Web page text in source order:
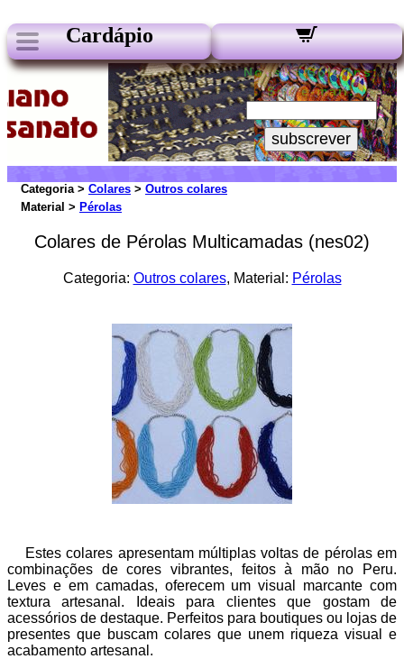
Cardápio
Nossos Boletins:
Seu e-mail:
subscrever
Categoria > Colares > Outros colares
Material > Pérolas
Colares de Pérolas Multicamadas (nes02)
Categoria: Outros colares, Material: Pérolas
Estes colares apresentam múltiplas voltas de pérolas em
combinações de cores vibrantes, feitos à mão no Peru.
Leves e em camadas, oferecem um visual marcante com
textura artesanal. Ideais para clientes que gostam de
acessórios de destaque. Perfeitos para boutiques ou lojas de
presentes que buscam colares que unem riqueza visual e
acabamento artesanal.